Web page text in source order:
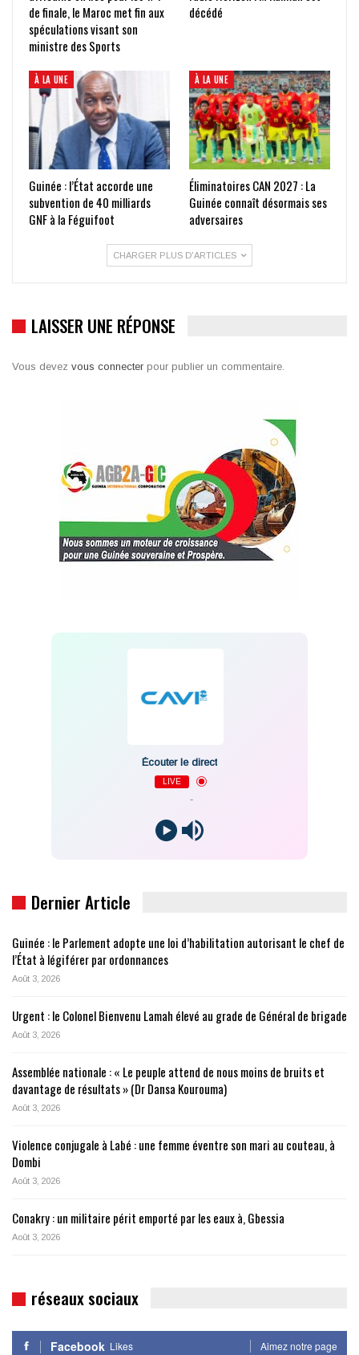
de finale, le Maroc met fin aux
spéculations visant son
ministre des Sports
décédé
À LA UNE
Guinée : l’État accorde une
subvention de 40 milliards
GNF à la Féguifoot
À LA UNE
Éliminatoires CAN 2027 : La
Guinée connaît désormais ses
adversaires
CHARGER PLUS D'ARTICLES
LAISSER UNE RÉPONSE
Vous devez vous connecter pour publier un commentaire.
Écouter le direct
LIVE
Dernier Article
Guinée : le Parlement adopte une loi d’habilitation autorisant le chef de
l’État à légiférer par ordonnances
Août 3, 2026
Urgent : le Colonel Bienvenu Lamah élevé au grade de Général de brigade
Août 3, 2026
Assemblée nationale : « Le peuple attend de nous moins de bruits et
davantage de résultats » (Dr Dansa Kourouma)
Août 3, 2026
Violence conjugale à Labé : une femme éventre son mari au couteau, à
Dombi
Août 3, 2026
Conakry : un militaire périt emporté par les eaux à, Gbessia
Août 3, 2026
réseaux sociaux
Facebook Likes Aimez notre page